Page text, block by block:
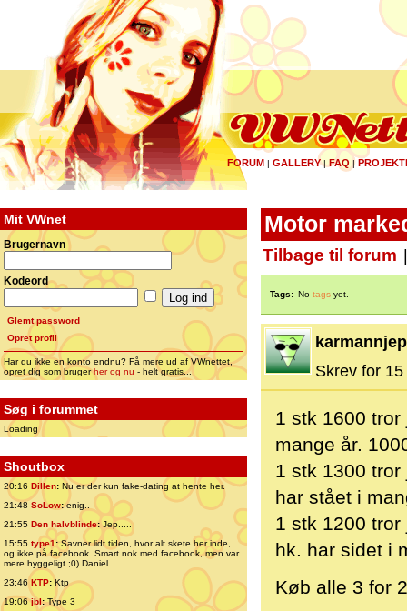
FORUM | GALLERY|FAQ |
Mit VWnet
Brugernavn
Kodeord
Glemt password
Opret profil
Har du ikke en konto endnu? Få mere ud af VWnettet,
opret dig som brugerher og nu - helt gratis...
Søg i forummet
Loading
Shoutbox
20:16 Dillen: Nu er der kun fake-dating at hente her.
21:48 SoLow:enig..
21:55 Den halvblinde:Jep.....
15:55 type1:Savner lidt tiden, hvor alt skete her inde,
og ikke på facebook. Smart nok med facebook, men var
mere hyggeligt ;0) Daniel
23:46 KTP:Ktp
19:06jbl:Type 3
Motor
Tilbage til forum
Tags: No tags yet.
Skrev for
1 stk 1600
mange år.
1 stk 1300
har stået i
1 stk 1200
hk. har sidet i
Køb alle 3 for